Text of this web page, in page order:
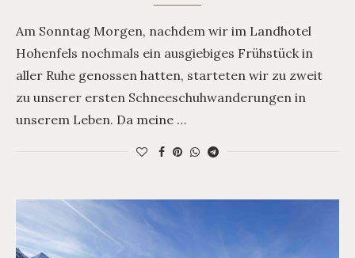
Am Sonntag Morgen, nachdem wir im Landhotel
Hohenfels nochmals ein ausgiebiges Frühstück in
aller Ruhe genossen hatten, starteten wir zu zweit
zu unserer ersten Schneeschuhwanderungen in
unserem Leben. Da meine …